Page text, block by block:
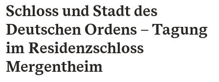
Schloss und Stadt des
Deutschen Ordens – Tagung
im Residenzschloss
Mergentheim